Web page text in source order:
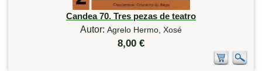
Candea 70. Tres pezas de teatro
Autor: Agrelo Hermo, Xosé
8,00 €